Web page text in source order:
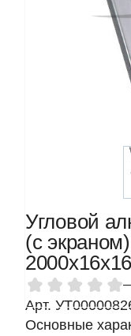
Угловой
(с
Арт.
Основные